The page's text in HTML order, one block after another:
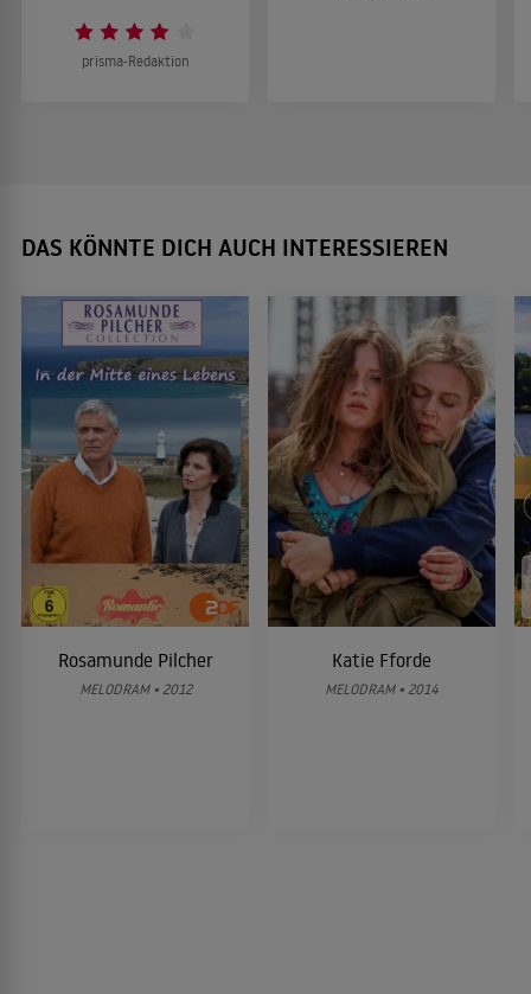
prisma-Redaktion
DAS KÖNNTE DICH AUCH INTERESSIEREN
Rosamunde Pilcher
MELODRAM • 2012
Katie Fforde
MELODRAM • 2014